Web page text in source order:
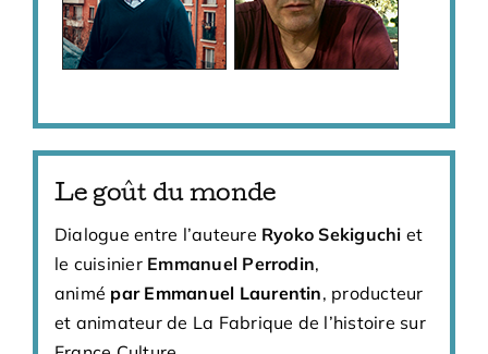
Le goût du monde
Dialogue entre l’auteure Ryoko Sekiguchi et
le cuisinier Emmanuel Perrodin,
animé par Emmanuel Laurentin, producteur
et animateur de La Fabrique de l’histoire sur